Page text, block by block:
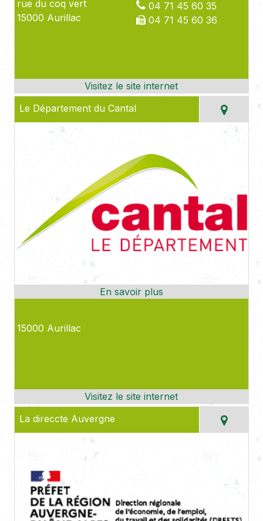
rue du coq vert
15000 Aurillac
04 71 45 60 35
04 71 45 60 36
Le Département du Cantal
15000 Aurillac
La direccte Auvergne